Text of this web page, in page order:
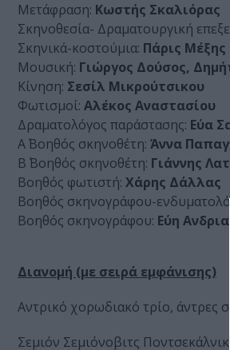
Μετάφραση: Κωστής Σκαλιόρας
Σκηνοθεσία- Δραματουργική
Σκηνικά-κοστούμια: Πάρις Μέξης
Μουσική: Γιώργος Δούσος,
Κίνηση: Σεσίλ Μικρούτσικου
Φωτισμοί: Αλέκος Αναστασίου
Δραματολόγος παράστασης: Εύα
Α΄ Βοηθός σκηνοθέτη: Άννα
Β΄ Βοηθός σκηνοθέτη: Γιάννης
Βοηθός φωτιστή: Χάρης Δάλλας
Βοηθός σκηνογράφου-
Βοηθός σκηνογράφου: Εύη
Διανομή (με σειρά εμφάνισης)
Αντρικό χορωδιακό τρίο, άντρες
Σεμιόν Σεμιόνοβιτς